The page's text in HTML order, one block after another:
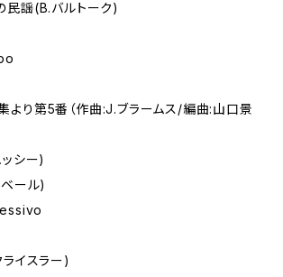
民謡(B.バルトーク)
より第5番（作曲:J.ブラームス/編曲:山口景
シー)
ベール)
イスラー)